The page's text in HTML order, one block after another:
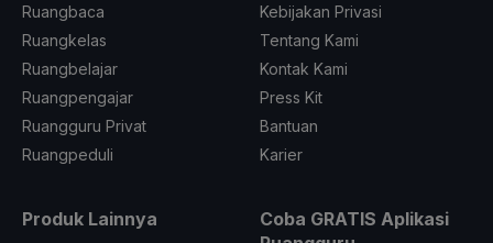
Ruangbaca
Ruangkelas
Ruangbelajar
Ruangpengajar
Ruangguru Privat
Ruangpeduli
Kebijakan Privasi
Tentang Kami
Kontak Kami
Press Kit
Bantuan
Karier
Produk Lainnya
Coba GRATIS Aplikasi